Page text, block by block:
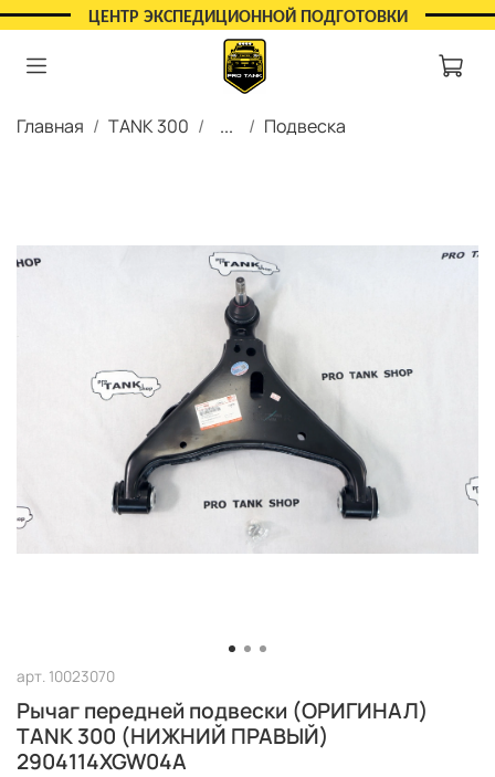
ЦЕНТР ЭКСПЕДИЦИОННОЙ ПОДГОТОВКИ
Главная TANK 300 ... Подвеска
арт. 10023070
Рычаг передней подвески (ОРИГИНАЛ)
TANK 300 (НИЖНИЙ ПРАВЫЙ)
2904114XGW04A